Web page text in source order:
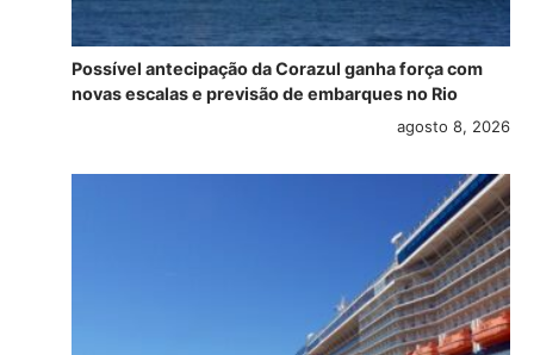
Possível antecipação da Corazul ganha força com
novas escalas e previsão de embarques no Rio
agosto 8, 2026